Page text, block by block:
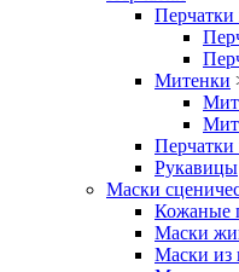
Митенки
Рукавицы
Маски
Кожаные
Маски
Маски из